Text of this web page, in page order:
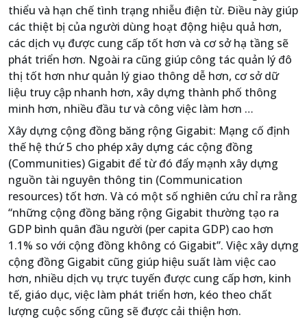
thiểu và hạn chế tình trạng nhiễu điện từ. Điều này giúp
các thiệt bị của người dùng hoạt động hiệu quả hơn,
các dịch vụ được cung cấp tốt hơn và cơ sở hạ tầng sẽ
phát triển hơn. Ngoài ra cũng giúp công tác quản lý đô
thị tốt hơn như quản lý giao thông dễ hơn, cơ sở dữ
liệu truy cập nhanh hơn, xây dựng thành phố thông
minh hơn, nhiều đầu tư và công việc làm hơn …
Xây dựng cộng đồng băng rộng Gigabit: Mạng cố định
thế hệ thứ 5 cho phép xây dựng các cộng đồng
(Communities) Gigabit để từ đó đẩy mạnh xây dựng
nguồn tài nguyên thông tin (Communication
resources) tốt hơn. Và có một số nghiên cứu chỉ ra rằng
“những cộng đồng băng rộng Gigabit thường tạo ra
GDP bình quân đầu người (per capita GDP) cao hơn
1.1% so với cộng đồng không có Gigabit”. Việc xây dựng
cộng đồng Gigabit cũng giúp hiệu suất làm việc cao
hơn, nhiều dịch vụ trực tuyến được cung cấp hơn, kinh
tế, giáo dục, việc làm phát triển hơn, kéo theo chất
lượng cuộc sống cũng sẽ được cải thiện hơn.